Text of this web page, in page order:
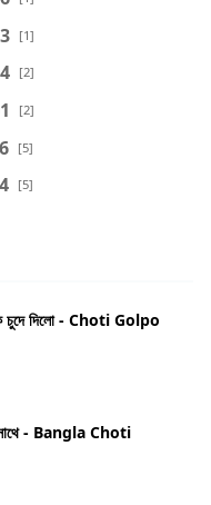
[1]
[2]
[2]
[5]
[5]
চুদে দিলো - Choti Golpo
সাথে - Bangla Choti